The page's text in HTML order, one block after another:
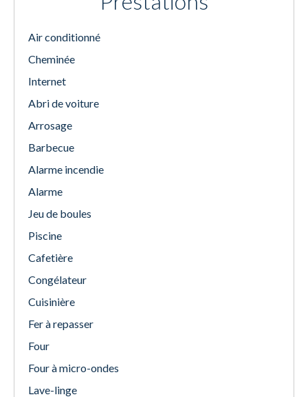
Air conditionné
Cheminée
Internet
Abri de voiture
Arrosage
Barbecue
Alarme incendie
Alarme
Jeu de boules
Piscine
Cafetière
Congélateur
Cuisinière
Fer à repasser
Four
Four à micro-ondes
Lave-linge